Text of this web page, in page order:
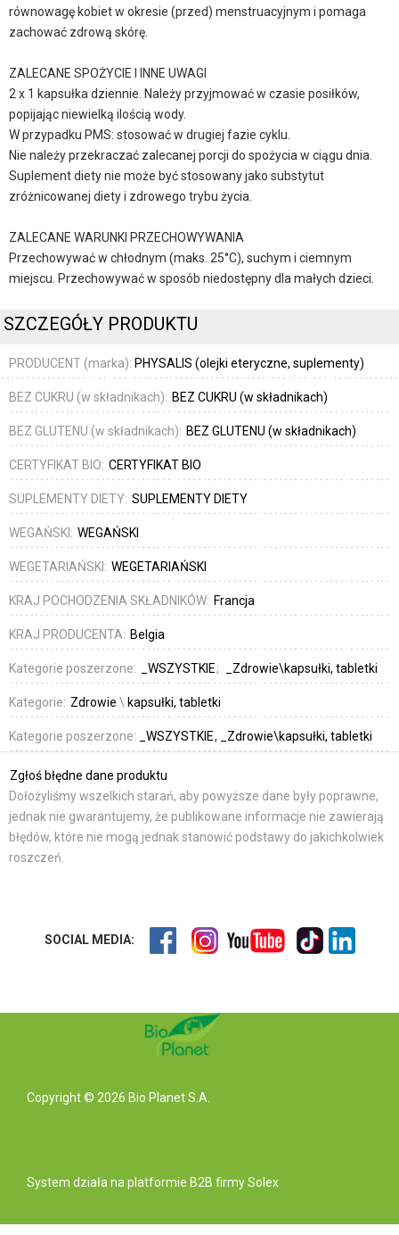
równowagę kobiet w okresie (przed) menstruacyjnym i pomaga
zachować zdrową skórę.
ZALECANE SPOŻYCIE I INNE UWAGI
2 x 1 kapsułka dziennie. Należy przyjmować w czasie posiłków,
popijając niewielką ilością wody.
W przypadku PMS: stosować w drugiej fazie cyklu.
Nie należy przekraczać zalecanej porcji do spożycia w ciągu dnia.
Suplement diety nie może być stosowany jako substytut
zróżnicowanej diety i zdrowego trybu życia.
ZALECANE WARUNKI PRZECHOWYWANIA
Przechowywać w chłodnym (maks. 25°C), suchym i ciemnym
miejscu. Przechowywać w sposób niedostępny dla małych dzieci.
SZCZEGÓŁY PRODUKTU
PRODUCENT (marka): PHYSALIS (olejki eteryczne, suplementy)
BEZ CUKRU (w składnikach): BEZ CUKRU (w składnikach)
BEZ GLUTENU (w składnikach): BEZ GLUTENU (w składnikach)
CERTYFIKAT BIO: CERTYFIKAT BIO
SUPLEMENTY DIETY: SUPLEMENTY DIETY
WEGAŃSKI: WEGAŃSKI
WEGETARIAŃSKI: WEGETARIAŃSKI
KRAJ POCHODZENIA SKŁADNIKÓW: Francja
KRAJ PRODUCENTA: Belgia
Kategorie poszerzone: _WSZYSTKIE _Zdrowie\kapsułki, tabletki
Kategorie: Zdrowie \ kapsułki, tabletki
Kategorie poszerzone: _WSZYSTKIE _Zdrowie\kapsułki, tabletki
Zgłoś błędne dane produktu
Dołożyliśmy wszelkich starań, aby powyższe dane były poprawne,
jednak nie gwarantujemy, że publikowane informacje nie zawierają
błędów, które nie mogą jednak stanowić podstawy do jakichkolwiek
roszczeń.
SOCIAL MEDIA:
Copyright © 2026 Bio Planet S.A.
System działa na platformie B2B firmy Solex